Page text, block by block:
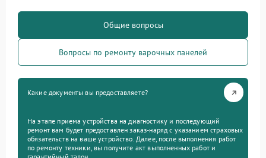
Общие вопросы
Вопросы по ремонту варочных панелей
Какие документы вы предоставляете?
На этапе приема устройства на диагностику и последующий
ремонт вам будет предоставлен заказ-наряд с указанием страховых
обязательств на ваше устройство. Далее, после выполнения работ
по ремонту техники, вы получите акт выполненных работ и